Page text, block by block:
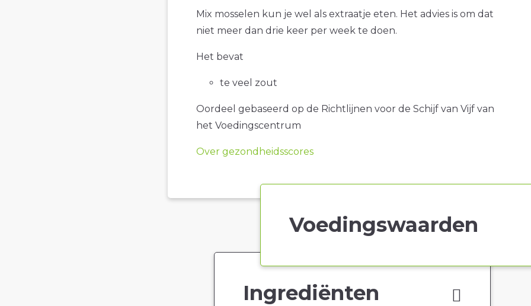
Mix mosselen kun je wel als extraatje eten. Het advies is om dat
niet meer dan drie keer per week te doen.
Het bevat
te veel zout
Oordeel gebaseerd op de Richtlijnen voor de Schijf van Vijf van
het Voedingscentrum
Over gezondheidsscores
Voedingswaarden
Ingrediënten